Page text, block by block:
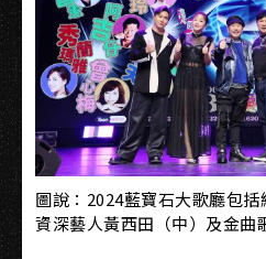
圖說：2024藍寶石大歌廳包括
資深藝人黃西田（中）及金曲